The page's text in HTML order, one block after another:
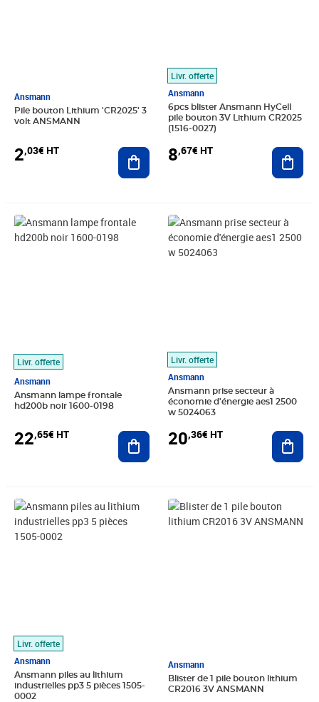
Ansmann
Pile bouton Lithium 'CR2025' 3
volt ANSMANN
2,03€ HT Ajouter au panier
Livr. offerte
Ansmann
6pcs blister Ansmann HyCell
pile bouton 3V Lithium CR2025
(1516-0027)
8,67€ HT
Livr. offerte
Ansmann
Ansmann lampe frontale
hd200b noir 1600-0198
22,65€ HT
Prix 22,65€ HT
Ajouter au panier
Livr. offerte
Ansmann
Ansmann prise secteur à
économie d'énergie aes1 2500
w 5024063
20,36€ HT
Prix 20,36€ HT
Livr. offerte
Ansmann
Ansmann piles au lithium
industrielles pp3 5 pièces 1505-
0002
Prix 33,49€ HT
Ansmann
Blister de 1 pile bouton lithium
CR2016 3V ANSMANN
Prix 1,46€ HT